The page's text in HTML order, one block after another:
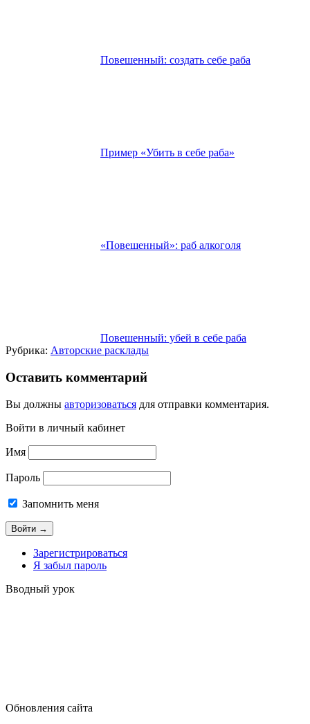
Повешенный: создать себе раба
Пример «Убить в себе раба»
«Повешенный»: раб алкоголя
Повешенный: убей в себе раба
Рубрика: Авторские расклады
Оставить комментарий
Вы должны авторизоваться для отправки комментария.
Войти в личный кабинет
Имя
Пароль
Запомнить меня
Зарегистрироваться
Я забыл пароль
Вводный урок
Обновления сайта